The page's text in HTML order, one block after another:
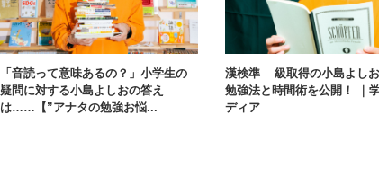
「音読って意味あるの？」小学生の
疑問に対する小島よしおの答え
は……【”アナタの勉強お悩...
漢検準1級取得の小島よし
勉強法と時間術を公開！ ｜
ディア